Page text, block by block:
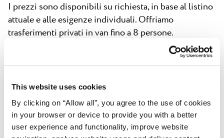
This website uses cookies
By clicking on “Allow all”, you agree to the use of cookies
in your browser or device to provide you with a better
user experience and functionality, improve website
I prezzi sono disponibili su richiesta, in base al listino
attuale e alle esigenze individuali. Offriamo
trasferimenti privati in van fino a 8 persone.